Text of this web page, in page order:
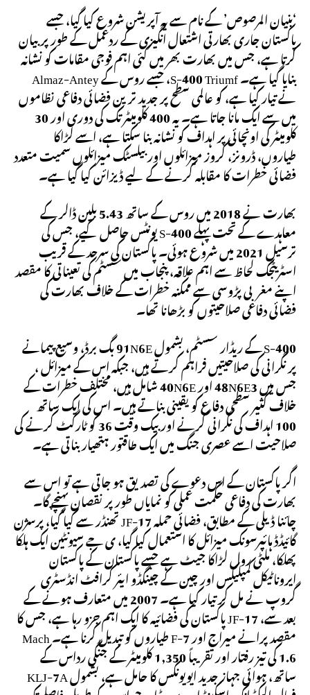
‘بنیان المرصوص’ کے نام سے یہ آپریشن شروع کیا گیا، جسے
پاکستان جاری بھارتی اشتعال انگیزی کے ردعمل کے طور پر بیان
کرتا ہے، جس میں بھارت بھر میں کئی اہم فوجی مقامات کو نشانہ
بنایا گیا ہے۔ S-400 Triumf، جسے روس کے Almaz-Antey
نے تیار کیا ہے، کو عالمی سطح پر جدید ترین فضائی دفاعی نظاموں
کلومیٹر کی اونچائی پر اہداف کو نشانہ بنا سکتا ہے، اسے لڑاکا
طیاروں، ڈرونز، کروز میزائلوں اور بیلسٹک میزائلوں سمیت متعدد
فضائی خطرات کا مقابلہ کرنے کے لیے ڈیزائن کیا گیا ہے۔
بھارت نے 2018 میں روس کے ساتھ 5.43 بلین ڈالر کے
معاہدے کے تحت پہلے S-400 یونٹس حاصل کیے، جس کی
ترسیل 2021 میں شروع ہوئی۔ پاکستان کی سرحد کے قریب
اسٹریٹجک لحاظ سے اہم علاقہ، پنجاب میں سسٹم کی تعیناتی کا مقصد
اپنے مغربی پڑوسی سے ممکنہ خطرات کے خلاف بھارت کی
فضائی دفاعی صلاحیتوں کو بڑھانا تھا۔
S-400 کے ریڈار سسٹم، بشمول 91N6E بگ برڈ، وسیع پیمانے
پر نگرانی کی صلاحیتیں فراہم کرتے ہیں، جبکہ اس کے میزائل ،
جس میں 48N6E3 اور 40N6E شامل ہیں، مختلف خطرات کے
خلاف کثیر سطحی دفاع کو یقینی بناتے ہیں۔ اس کی ایک ساتھ
100 اہداف کی نگرانی کرنے اور بیک وقت 36 کو ٹارگٹ کرنے کی
صلاحیت اسے عصری جنگ میں ایک طاقتور ہتھیار بناتی ہے۔
اگر پاکستان کے اس دعوے کی تصدیق ہو جاتی ہے تو اس سے
بھارت کی دفاعی حکمت عملی کو نمایاں طور پر نقصان پہنچے گا۔
چائنا ڈیلی کے مطابق، فضائی حملہ JF-17 تھنڈر سے کیا گیا، پرسژن
گائیڈڈ ہائپرسونک میزائل کا استعمال کیا گیا، ی جے سیونٹین ایک ہلکا
پھلکا، ملٹی رول لڑاکا جیٹ ہے جسے پاکستان کے پاکستان
ایروناٹیکل کمپلیکس اور چین کے چینگڈو ایئر کرافٹ انڈسٹری
گروپ نے مل کر تیار کیا ہے۔ 2007 میں متعارف ہونے کے
بعد سے، JF-17 پاکستان کی فضائیہ کا ایک اہم جزو رہا ہے، جس کا
مقصد پرانے میراج اور F-7 طیاروں کو تبدیل کرنا ہے۔ Mach
1.6 کی تیز رفتار اور تقریباً 1,350 کلومیٹر کے جنگی رداس کے
ساتھ، ہوائی جہاز جدید ایویونکس کا حامل ہے، بشمول KLJ-7A